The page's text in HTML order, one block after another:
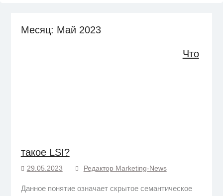
Месяц: Май 2023
Что
такое LSI?
29.05.2023 Редактор Marketing-News
Данное понятие означает скрытое семантическое